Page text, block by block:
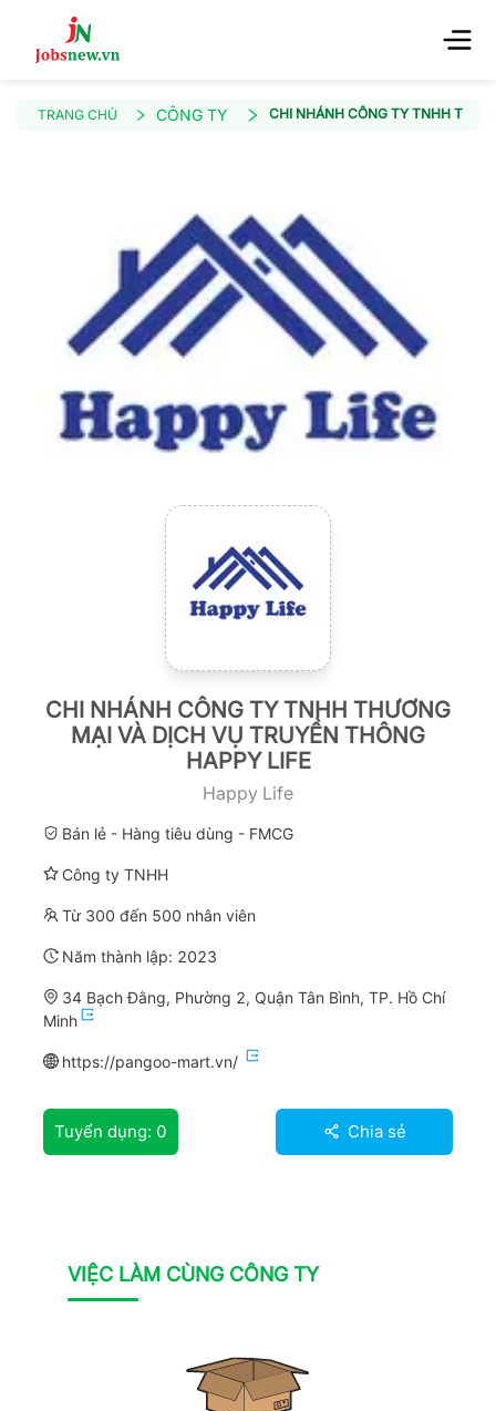
TRANG CHỦ CÔNG TY CHI NHÁNH CÔNG TY TNHH
CHI NHÁNH CÔNG TY TNHH THƯƠNG
MẠI VÀ DỊCH VỤ TRUYỀN THÔNG
HAPPY LIFE
Happy Life
Bán lẻ - Hàng tiêu dùng - FMCG
Công ty TNHH
Từ 300 đến 500 nhân viên
Năm thành lập: 2023
34 Bạch Đằng, Phường 2, Quận Tân Bình, TP. Hồ Chí
Minh
https://pangoo-mart.vn/
Tuyển dụng: 0 Chia sẻ
VIỆC LÀM CÙNG CÔNG TY